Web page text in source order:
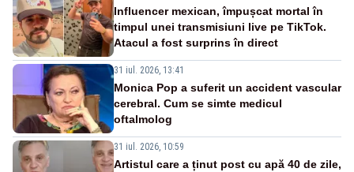
Influencer mexican, împușcat mortal în
timpul unei transmisiuni live pe TikTok.
Atacul a fost surprins în direct
31 iul. 2026, 13:41
Monica Pop a suferit un accident vascular
cerebral. Cum se simte medicul
oftalmolog
31 iul. 2026, 10:59
Artistul care a ținut post cu apă 40 de zile,